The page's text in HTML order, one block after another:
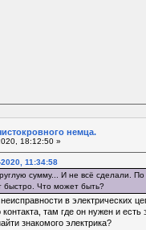
немца.
18:12:50 »
11:34:58
сумму... И не всё сделали.
быстро. Что может быть?
в электрических
там где он нужен и есть
знакомого электрика?